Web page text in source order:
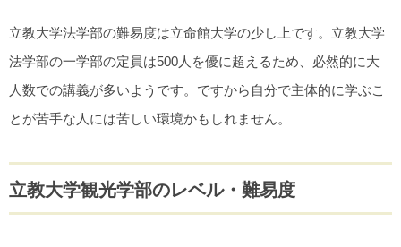
立教大学法学部の難易度は立命館大学の少し上です。立教大学
法学部の一学部の定員は500人を優に超えるため、必然的に大
人数での講義が多いようです。ですから自分で主体的に学ぶこ
とが苦手な人には苦しい環境かもしれません。
立教大学観光学部のレベル・難易度